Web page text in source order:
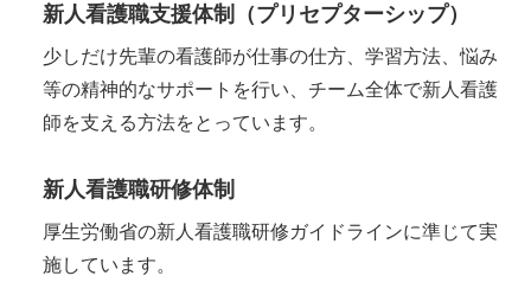
新人看護職支援体制（プリセプターシップ）
少しだけ先輩の看護師が仕事の仕方、学習方法、悩み
等の精神的なサポートを行い、チーム全体で新人看護
師を支える方法をとっています。
新人看護職研修体制
厚生労働省の新人看護職研修ガイドラインに準じて実
施しています。